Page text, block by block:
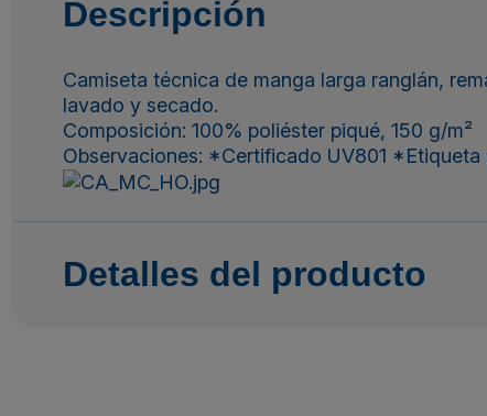
Descripción
Camiseta técnica de manga larga ranglán,
lavado y secado.
Composición: 100% poliéster piqué, 150 g/m²
Observaciones: *Certificado UV801
Detalles del producto